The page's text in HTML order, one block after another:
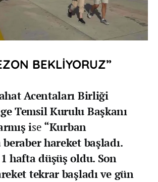
BEKLİYORUZ”
Acentaları Birliği
Temsil Kurulu Başkanı
ise “Kurban
beraber hareket başladı.
hafta düşüş oldu. Son
tekrar başladı ve gün